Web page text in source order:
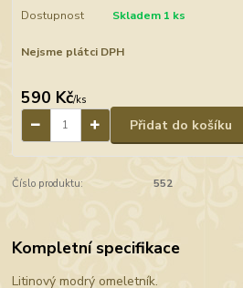
Dostupnost Skladem 1 ks
Nejsme plátci DPH
590 Kč/ks
Přidat do košíku
Číslo produktu: 552
Kompletní specifikace
Litinový modrý omeletník.